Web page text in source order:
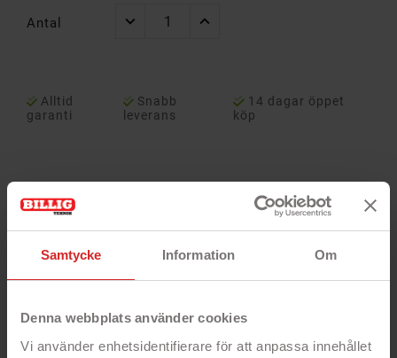
Samtycke Information Om
Denna webbplats använder cookies
Vi använder enhetsidentifierare för att anpassa innehållet
Antal
Alltid
garanti
Snabb
leverans
14 dagar öppet
köp